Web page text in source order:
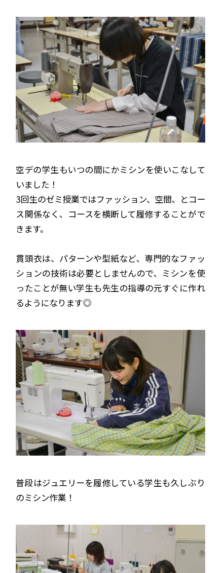
空デの学生もいつの間にかミシンを使いこなして
いました！
3回生のゼミ授業ではファッション、空間、とコー
ス関係なく、コースを横断して履修することがで
きます。
貫頭衣は、パターンや型紙など、専門的なファッ
ションの技術は必要としませんので、ミシンを使
ったことが無い学生も先生の指導の元すぐに作れ
るようになります◎
普段はジュエリーを履修している学生も久しぶり
のミシン作業！